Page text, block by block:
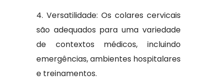
4. Versatilidade: Os colares cervicais
são adequados para uma variedade
de contextos médicos, incluindo
emergências, ambientes hospitalares
e treinamentos.